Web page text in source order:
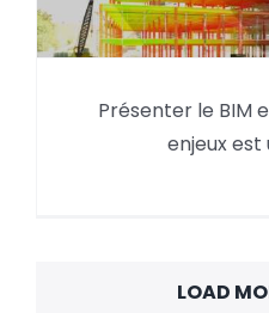
Mieux
Présenter le BIM
enjeux est
LOAD